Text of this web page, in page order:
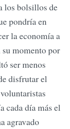
los bolsillos de
pondría en
la economía a
momento por
ser menos
disfrutar el
cada día más el
agravado